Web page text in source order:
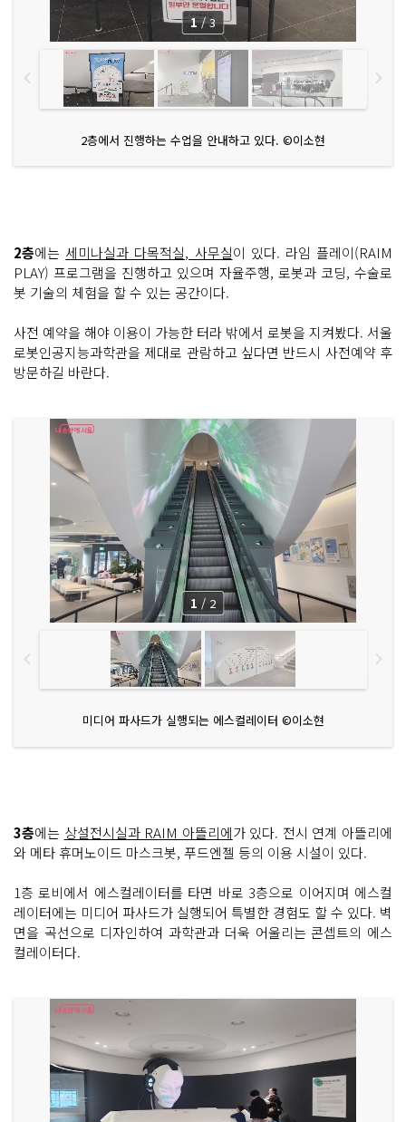
2층에서 진행하는 수업을 안내하고 있다. ©이소현
1 / 3
2층에는 세미나실과 다목적실, 사무실이 있다. 라임 플레이(RAIM
PLAY) 프로그램을 진행하고 있으며 자율주행, 로봇과 코딩, 수술로
봇 기술의 체험을 할 수 있는 공간이다.
사전 예약을 해야 이용이 가능한 터라 밖에서 로봇을 지켜봤다. 서울
로봇인공지능과학관을 제대로 관람하고 싶다면 반드시 사전예약 후
방문하길 바란다.
미디어 파사드가 실행되는 에스컬레이터 ©이소현
1 / 2
3층에는 상설전시실과 RAIM 아뜰리에가 있다. 전시 연계 아뜰리에
와 메타 휴머노이드 마스크봇, 푸드엔젤 등의 이용 시설이 있다.
1층 로비에서 에스컬레이터를 타면 바로 3층으로 이어지며 에스컬
레이터에는 미디어 파사드가 실행되어 특별한 경험도 할 수 있다. 벽
면을 곡선으로 디자인하여 과학관과 더욱 어울리는 콘셉트의 에스
컬레이터다.